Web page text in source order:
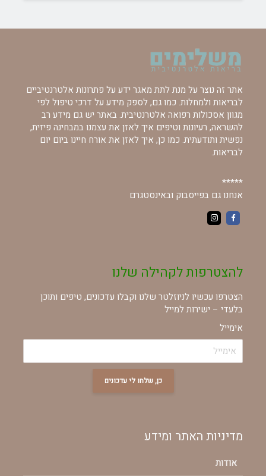
אתר זה נוצר על מנת לתת מאגר ידע על פתרונות אלטרנטיביים
לבריאות ולמחלות. כמו גם, לספק מידע על דרכי טיפול לפי
מגוון אסכולות רפואה אלטרנטיבית. באתר יש גם מידע רב
להשראה, רעיונות וטיפים איך לאזן את עצמנו במבחינה פיזית,
נפשית ותודעתית. כמו כן, איך לאזן את אורח חיינו ביום יום
לבריאות.
*****
אנחנו גם בפייסבוק ובאינסטגרם
להצטרפות לקהילה שלנו
הצטרפו עכשיו לניוזלטר שלנו וקבלו עדכונים, טיפים ותוכן
בלעדי – ישירות למייל
אימייל
כן, שלחו לי עדכונים
מדיניות האתר ומידע
אודות